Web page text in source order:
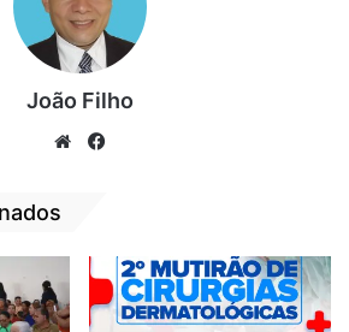
por helicóptero.
Filipino
São Luís
Variante Delta
João Filho
We